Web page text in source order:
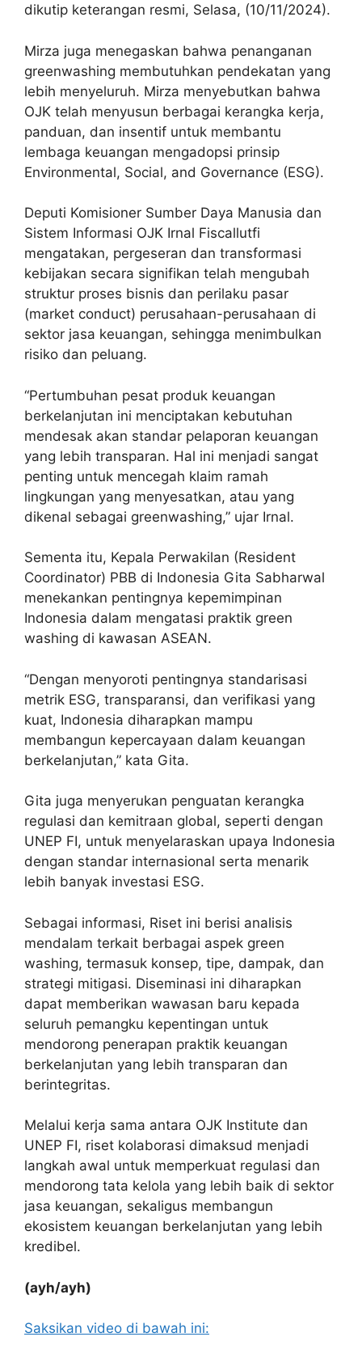
dikutip keterangan resmi, Selasa, (10/11/2024).
Mirza juga menegaskan bahwa penanganan
greenwashing membutuhkan pendekatan yang
lebih menyeluruh. Mirza menyebutkan bahwa
OJK telah menyusun berbagai kerangka kerja,
panduan, dan insentif untuk membantu
lembaga keuangan mengadopsi prinsip
Environmental, Social, and Governance (ESG).
Deputi Komisioner Sumber Daya Manusia dan
Sistem Informasi OJK Irnal Fiscallutfi
mengatakan, pergeseran dan transformasi
kebijakan secara signifikan telah mengubah
struktur proses bisnis dan perilaku pasar
(market conduct) perusahaan-perusahaan di
sektor jasa keuangan, sehingga menimbulkan
risiko dan peluang.
“Pertumbuhan pesat produk keuangan
berkelanjutan ini menciptakan kebutuhan
mendesak akan standar pelaporan keuangan
yang lebih transparan. Hal ini menjadi sangat
penting untuk mencegah klaim ramah
lingkungan yang menyesatkan, atau yang
dikenal sebagai greenwashing,” ujar Irnal.
Sementa itu, Kepala Perwakilan (Resident
Coordinator) PBB di Indonesia Gita Sabharwal
menekankan pentingnya kepemimpinan
Indonesia dalam mengatasi praktik green
washing di kawasan ASEAN.
“Dengan menyoroti pentingnya standarisasi
metrik ESG, transparansi, dan verifikasi yang
kuat, Indonesia diharapkan mampu
membangun kepercayaan dalam keuangan
berkelanjutan,” kata Gita.
Gita juga menyerukan penguatan kerangka
regulasi dan kemitraan global, seperti dengan
UNEP FI, untuk menyelaraskan upaya Indonesia
dengan standar internasional serta menarik
lebih banyak investasi ESG.
Sebagai informasi, Riset ini berisi analisis
mendalam terkait berbagai aspek green
washing, termasuk konsep, tipe, dampak, dan
strategi mitigasi. Diseminasi ini diharapkan
dapat memberikan wawasan baru kepada
seluruh pemangku kepentingan untuk
mendorong penerapan praktik keuangan
berkelanjutan yang lebih transparan dan
berintegritas.
Melalui kerja sama antara OJK Institute dan
UNEP FI, riset kolaborasi dimaksud menjadi
langkah awal untuk memperkuat regulasi dan
mendorong tata kelola yang lebih baik di sektor
jasa keuangan, sekaligus membangun
ekosistem keuangan berkelanjutan yang lebih
kredibel.
(ayh/ayh)
Saksikan video di bawah ini: